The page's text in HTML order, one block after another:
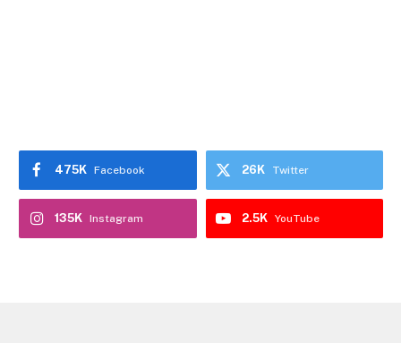
Facebook
475K Twitter
26K
Instagram
135K YouTube
2.5K